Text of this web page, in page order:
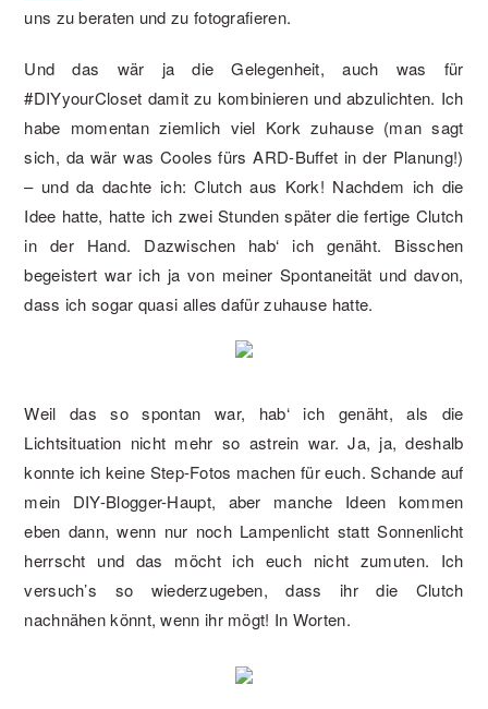
uns zu beraten und zu fotografieren.
Und das wär ja die Gelegenheit, auch was für
#DIYyourCloset damit zu kombinieren und abzulichten. Ich
habe momentan ziemlich viel Kork zuhause (man sagt
sich, da wär was Cooles fürs ARD-Buffet in der Planung!)
– und da dachte ich: Clutch aus Kork! Nachdem ich die
Idee hatte, hatte ich zwei Stunden später die fertige Clutch
in der Hand. Dazwischen hab‘ ich genäht. Bisschen
begeistert war ich ja von meiner Spontaneität und davon,
dass ich sogar quasi alles dafür zuhause hatte.
Weil das so spontan war, hab‘ ich genäht, als die
Lichtsituation nicht mehr so astrein war. Ja, ja, deshalb
konnte ich keine Step-Fotos machen für euch. Schande auf
mein DIY-Blogger-Haupt, aber manche Ideen kommen
eben dann, wenn nur noch Lampenlicht statt Sonnenlicht
herrscht und das möcht ich euch nicht zumuten. Ich
versuch’s so wiederzugeben, dass ihr die Clutch
nachnähen könnt, wenn ihr mögt! In Worten.